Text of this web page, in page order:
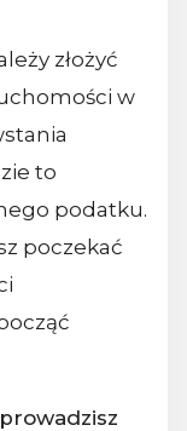
złożyć
w
to
podatku.
poczekać